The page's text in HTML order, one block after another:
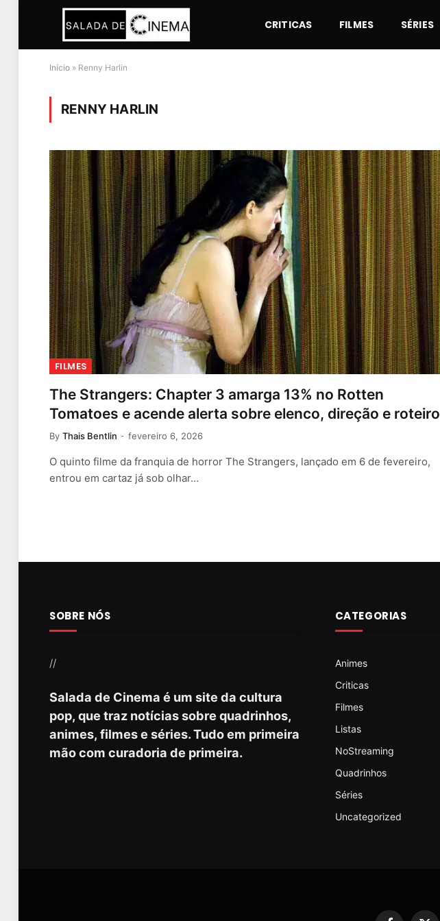
CRITICAS FILMES SÉRIES
Início » Renny Harlin
RENNY HARLIN
FILMES
The Strangers: Chapter 3 amarga 13% no Rotten
Tomatoes e acende alerta sobre elenco, direção e roteiro
By Thais Bentlin fevereiro 6, 2026
O quinto filme da franquia de horror The Strangers, lançado em 6 de fevereiro,
entrou em cartaz já sob olhar…
SOBRE NÓS
//
Salada de Cinema é um site da cultura
pop, que traz notícias sobre quadrinhos,
animes, filmes e séries. Tudo em primeira
mão com curadoria de primeira.
CATEGORIAS
Animes
Criticas
Filmes
Listas
NoStreaming
Quadrinhos
Séries
Uncategorized